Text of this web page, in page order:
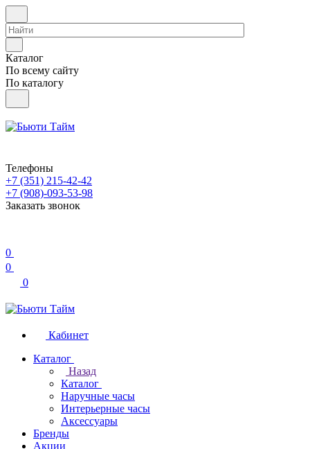
Каталог
По всему сайту
По каталогу
Телефоны
+7 (351) 215-42-42
+7 (908)-093-53-98
Заказать звонок
0
0
0
Кабинет
Каталог
Назад
Каталог
Наручные часы
Интерьерные часы
Аксессуары
Бренды
Акции